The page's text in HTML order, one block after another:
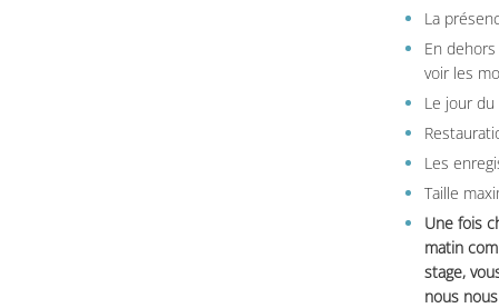
La
En
voir les
Le jour
Les
Taille
Une fois
matin
stage,
nous